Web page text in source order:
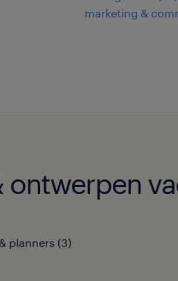
marketing &
ontwerpen
planners (3)